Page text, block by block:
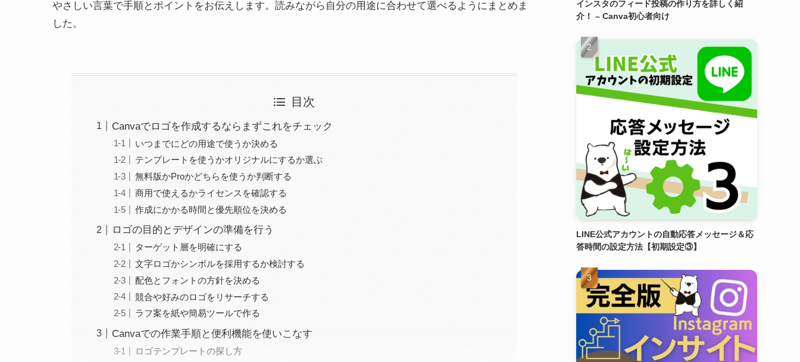
やさしい言葉で手順とポイントをお伝えします。読みながら自分の用途に合わせて選べるようにまとめま
した。
目次
Canvaでロゴを作成するならまずこれをチェック
いつまでにどの用途で使うか決める
テンプレートを使うかオリジナルにするか選ぶ
無料版かProかどちらを使うか判断する
商用で使えるかライセンスを確認する
作成にかかる時間と優先順位を決める
ロゴの目的とデザインの準備を行う
ターゲット層を明確にする
文字ロゴかシンボルを採用するか検討する
配色とフォントの方針を決める
競合や好みのロゴをリサーチする
ラフ案を紙や簡易ツールで作る
Canvaでの作業手順と便利機能を使いこなす
ロゴテンプレートの探し方
インスタのフィード投稿の作り方を詳しく紹
介！ – Canva初心者向け
LINE公式アカウントの自動応答メッセージ＆応
答時間の設定方法【初期設定③】